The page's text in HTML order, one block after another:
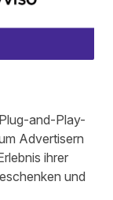
and-Play-
um Advertisern
ihrer
und